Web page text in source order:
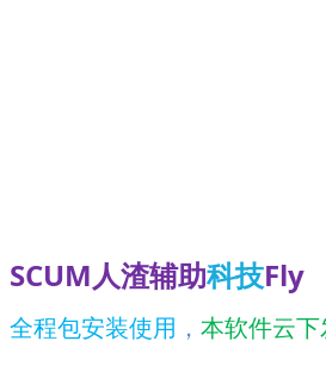
SCUM人渣辅助科技Fly
全程包安装使用 ， 本软件云